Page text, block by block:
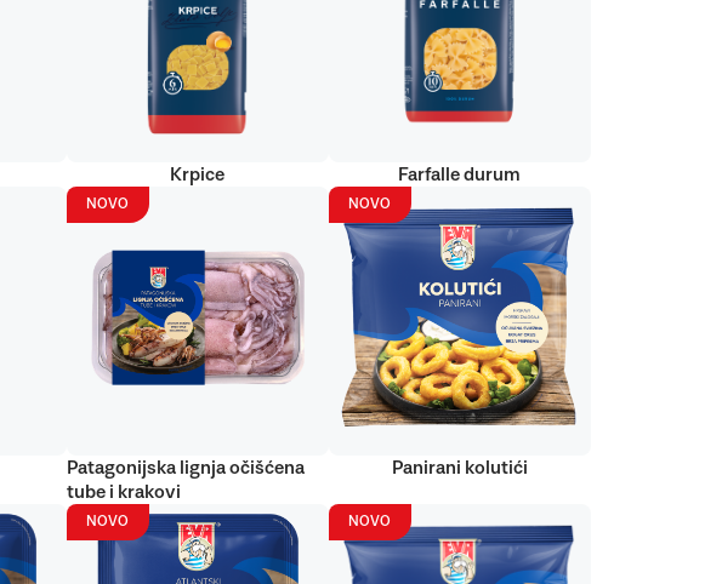
Krpice Farfalle durum
NOVO
Patagonijska lignja očišćena
tube i krakovi
NOVO
Panirani kolutići
NOVO NOVO